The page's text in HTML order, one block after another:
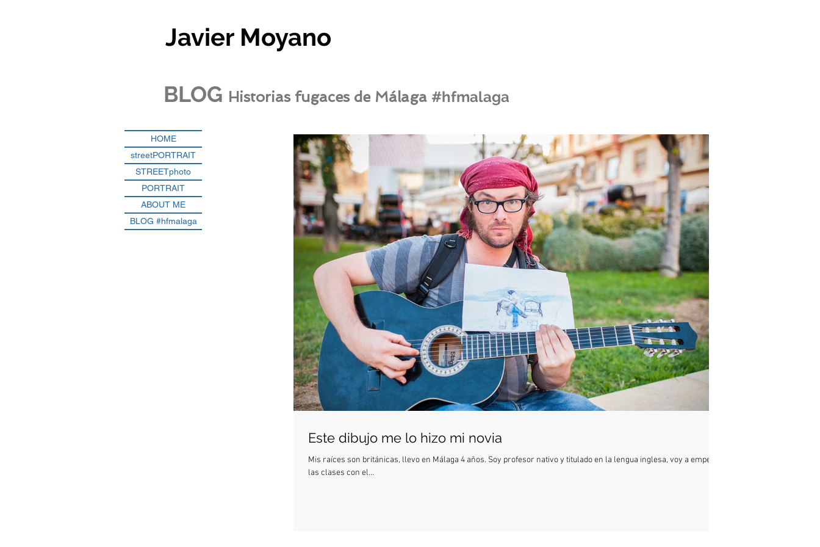
Javier Moyano
BLOG Historias fugaces de Málaga #hfmalaga
Este dibujo me lo hizo mi novia
Mis raíces son británicas, llevo en Málaga 4 años. Soy profesor nativo y titulado en la lengua inglesa, voy a empezar
las clases con el...
HOME
streetPORTRAIT
STREETphoto
PORTRAIT
ABOUT ME
BLOG #hfmalaga